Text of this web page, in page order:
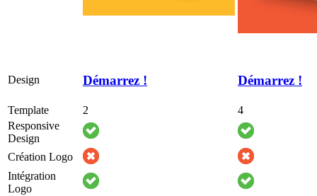
Design Démarrez ! Démarrez !
Template 2
4
Responsive
Design
Création Logo
Intégration
Logo